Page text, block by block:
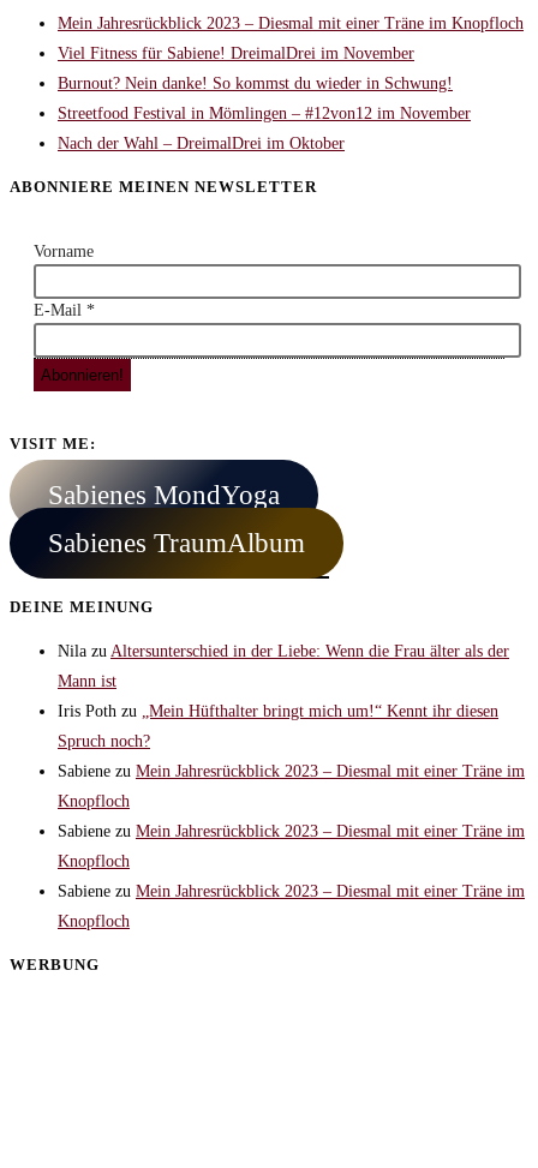
Mein Jahresrückblick 2023 – Diesmal mit einer Träne im Knopfloch
Viel Fitness für Sabiene! DreimalDrei im November
Burnout? Nein danke! So kommst du wieder in Schwung!
Streetfood Festival in Mömlingen – #12von12 im November
Nach der Wahl – DreimalDrei im Oktober
ABONNIERE MEINEN NEWSLETTER
Vorname
E-Mail *
VISIT ME:
Sabienes MondYoga
Sabienes TraumAlbum
DEINE MEINUNG
Nila zu Altersunterschied in der Liebe: Wenn die Frau älter als der
Mann ist
Iris Poth zu
„Mein Hüfthalter bringt mich um!“ Kennt ihr diesen
Spruch noch?
Sabiene zu Mein Jahresrückblick 2023 – Diesmal mit einer Träne im
Knopfloch
Sabiene zu Mein Jahresrückblick 2023 – Diesmal mit einer Träne im
Knopfloch
Sabiene zu Mein Jahresrückblick 2023 – Diesmal mit einer Träne im
Knopfloch
WERBUNG